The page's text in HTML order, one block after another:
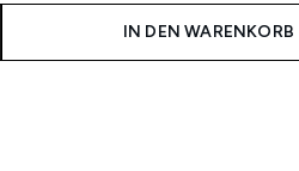
IN DEN WARENKORB